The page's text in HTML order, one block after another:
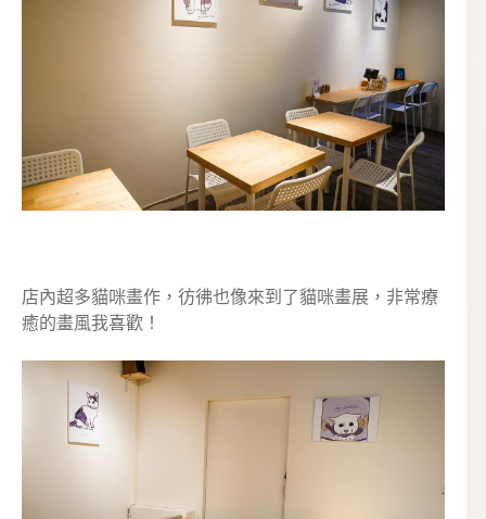
店內超多貓咪畫作，彷彿也像來到了貓咪畫展，非常療
癒的畫風我喜歡！